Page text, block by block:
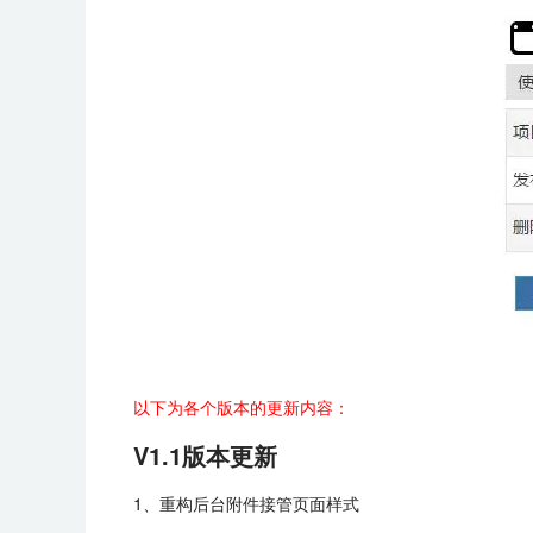
以下为各个版本的更新内容：
V1.1版本更新
1、重构后台附件接管页面样式